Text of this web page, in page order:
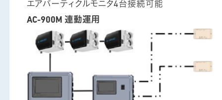
エアパーティクルモニタ4台接続可能
AC-900M 連動運用